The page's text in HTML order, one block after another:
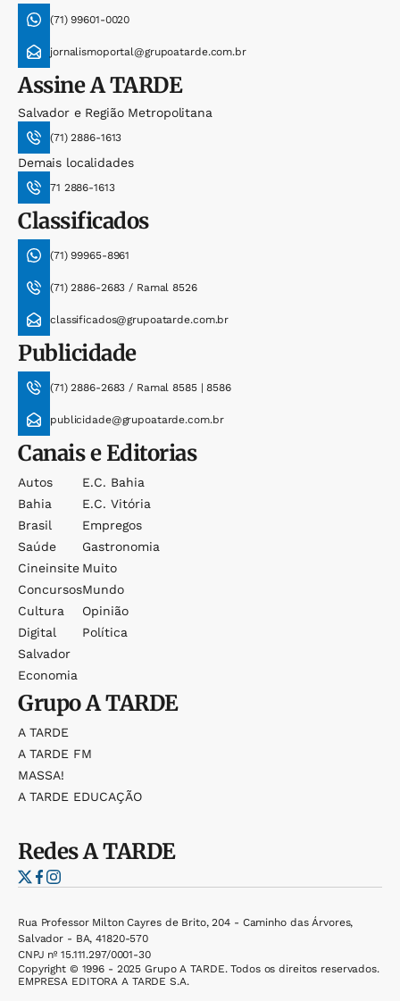
(71) 99601-0020
jornalismoportal@grupoatarde.com.br
AssineA TARDE
Salvador e Região Metropolitana
(71) 2886-1613
Demais localidades
71 2886-1613
Classificados
(71) 99965-8961
(71) 2886-2683 / Ramal 8526
classificados@grupoatarde.com.br
Publicidade
(71) 2886-2683 / Ramal 8585 | 8586
publicidade@grupoatarde.com.br
Canais e Editorias
Autos
Bahia
Brasil
Saúde
Cineinsite
Concursos
Cultura
Digital
Salvador
Economia
E.c. Bahia
E.c. Vitória
Empregos
Gastronomia
Muito
Mundo
Opinião
Política
GrupoA TARDE
A TARDE
A TARDE FM
MASSA!
A TARDE EDUCAÇÃO
RedesA TARDE
Rua Professor Milton Cayres de Brito, 204 - Caminho das Árvores,
Salvador - BA, 41820-570
CNPJ nº 15.111.297/0001-30
Copyright © 1996 - 2025 Grupo A TARDE. Todos os direitos reservados.
EMPRESA EDITORA A TARDE S.A.